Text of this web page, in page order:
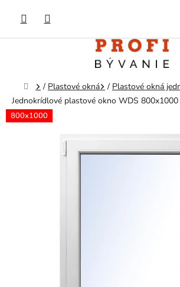
obsah
Domov
/ Plastové okná / Plastové okná
Jednokrídlové plastové okno WDS
800x1000